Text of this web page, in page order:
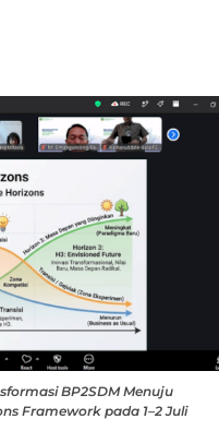
BP2SDM Menuju
Framework pada 1–2 Juli